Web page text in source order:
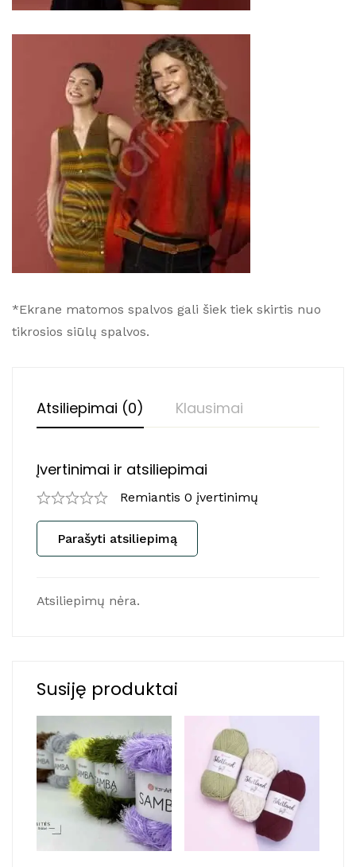
*Ekrane matomos spalvos gali šiek tiek skirtis nuo
tikrosios siūlų spalvos.
Atsiliepimai (0) Klausimai
Įvertinimai ir atsiliepimai
Remiantis 0 įvertinimų
Parašyti atsiliepimą
Atsiliepimų nėra.
Susiję produktai